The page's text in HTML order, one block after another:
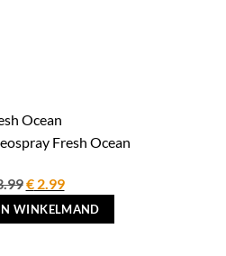
Fresh Ocean
Oorspronkelijke
prijs
was:
€2.99Huidige
prijs
is:
WINKELMAND